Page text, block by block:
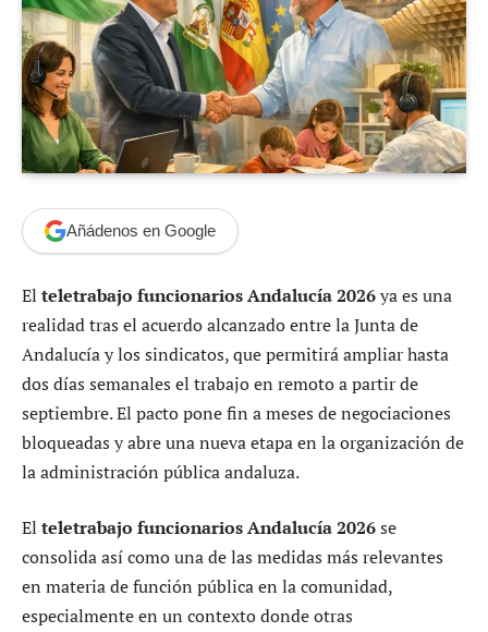
Añádenos en Google
El teletrabajo funcionarios Andalucía 2026ya es una
realidad tras el acuerdo alcanzado entre la Junta de
Andalucía y los sindicatos, que permitirá ampliar hasta
dos días semanales el trabajo en remoto a partir de
septiembre. El pacto pone fin a meses de negociaciones
bloqueadas y abre una nueva etapa en la organización de
la administración pública andaluza.
El teletrabajo funcionarios Andalucía 2026se
consolida así como una de las medidas más relevantes
en materia de función pública en la comunidad,
especialmente en un contexto donde otras